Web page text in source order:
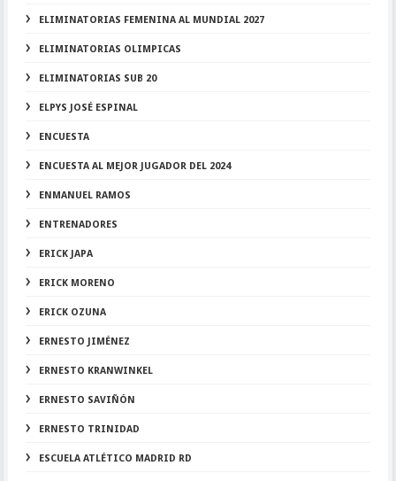
ELIMINATORIAS FEMENINA AL MUNDIAL 2027
ELIMINATORIAS OLIMPICAS
ELIMINATORIAS SUB 20
ELPYS JOSÉ ESPINAL
ENCUESTA
ENCUESTA AL MEJOR JUGADOR DEL 2024
ENMANUEL RAMOS
ENTRENADORES
ERICK JAPA
ERICK MORENO
ERICK OZUNA
ERNESTO JIMÉNEZ
ERNESTO KRANWINKEL
ERNESTO SAVIÑÓN
ERNESTO TRINIDAD
ESCUELA ATLÉTICO MADRID RD